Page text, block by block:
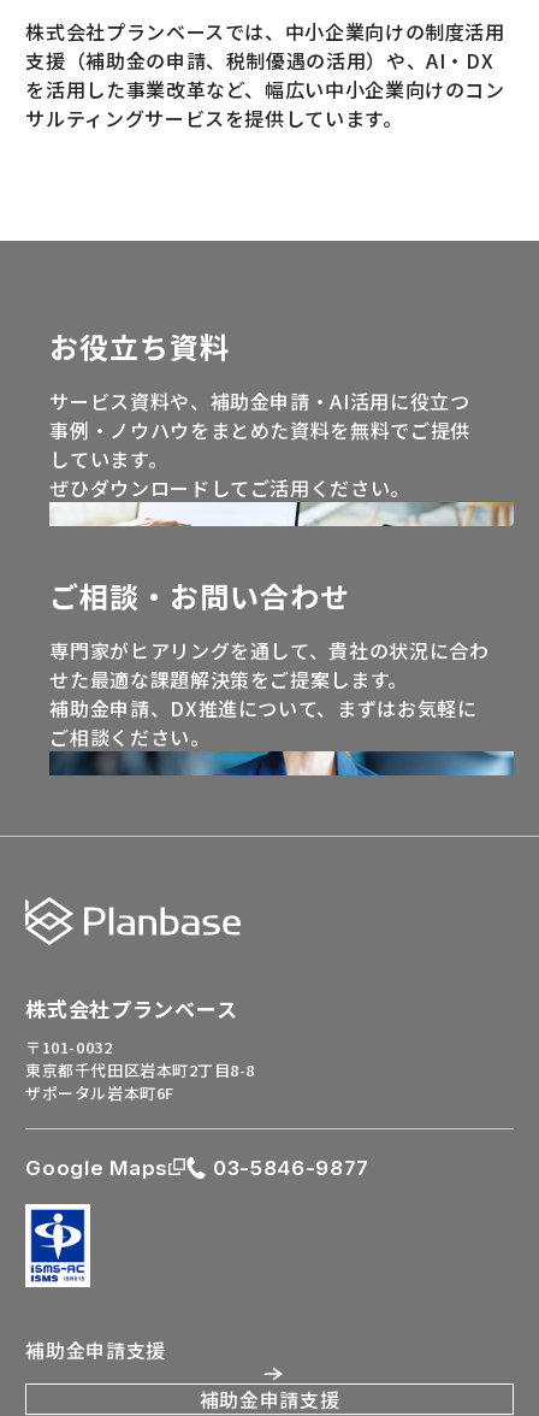
株式会社プランベースでは、中小企業向けの制度活用
支援（補助金の申請、税制優遇の活用）や、AI・DX
を活用した事業改革など、幅広い中小企業向けのコン
サルティングサービスを提供しています。
お役立ち資料
サービス資料や、補助金申請・AI活用に役立つ
事例・ノウハウをまとめた資料を無料でご提供
しています。
ぜひダウンロードしてご活用ください。
ご相談・お問い合わせ
専門家がヒアリングを通して、貴社の状況に合わ
せた最適な課題解決策をご提案します。
補助金申請、DX推進について、まずはお気軽に
ご相談ください。
株式会社プランベース
〒101-0032
東京都千代田区岩本町2丁目8-8
ザポータル岩本町6F
Google Maps 03-5846-9877
補助金申請支援
補助金申請支援